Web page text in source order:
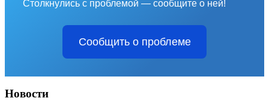
Столкнулись с проблемой — сообщите о ней!
Сообщить о проблеме
Новости